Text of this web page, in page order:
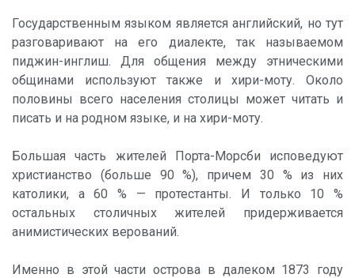
Государственным языком является английский, но тут
разговаривают на его диалекте, так называемом
пиджин-инглиш. Для общения между этническими
общинами используют также и хири-моту. Около
половины всего населения столицы может читать и
писать и на родном языке, и на хири-моту.
Большая часть жителей Порта-Морсби исповедуют
христианство (больше 90 %), причем 30 % из них
католики, а 60 % — протестанты. И только 10 %
остальных столичных жителей придерживается
анимистических верований.
Именно в этой части острова в далеком 1873 году